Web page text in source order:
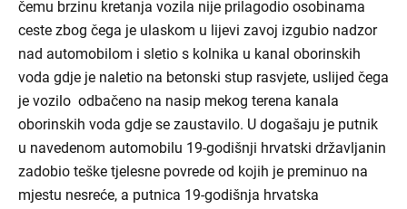
čemu brzinu kretanja vozila nije prilagodio osobinama
ceste zbog čega je ulaskom u lijevi zavoj izgubio nadzor
nad automobilom i sletio s kolnika u kanal oborinskih
voda gdje je naletio na betonski stup rasvjete, uslijed čega
je vozilo odbačeno na nasip mekog terena kanala
oborinskih voda gdje se zaustavilo. U dogašaju je putnik
u navedenom automobilu 19-godišnji hrvatski državljanin
zadobio teške tjelesne povrede od kojih je preminuo na
mjestu nesreće, a putnica 19-godišnja hrvatska